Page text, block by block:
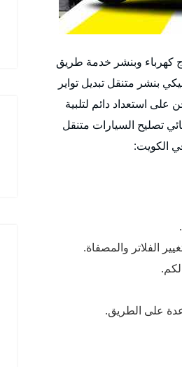
بالكويت كراج كهرباء وبنشر خدمة طريق
بنشر متنقل تبديل تواير
استعداد دائم لتلبية
تصليح السيارات متنقل
الكويت:
الفلاتر والمصفاة.
على الطريق.